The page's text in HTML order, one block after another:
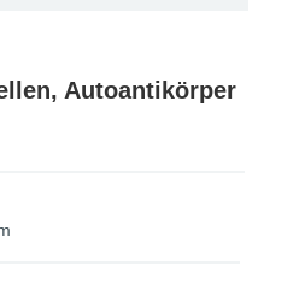
Autoantikörper